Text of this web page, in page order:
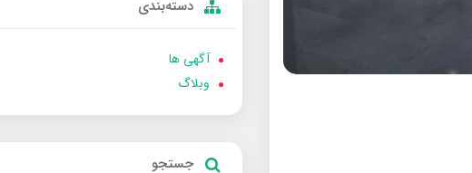
دسته‌بندی
آگهی ها
وبلاگ
جستجو